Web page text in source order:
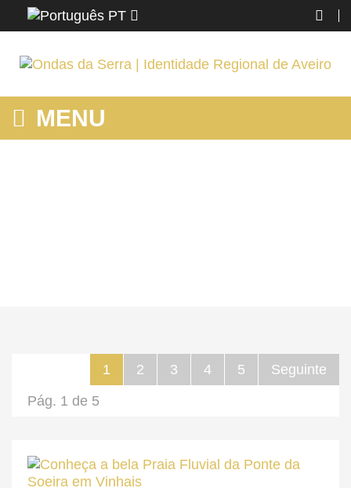
PT
MENU
1 2 3 4 5
Seguinte
Pág. 1 de 5